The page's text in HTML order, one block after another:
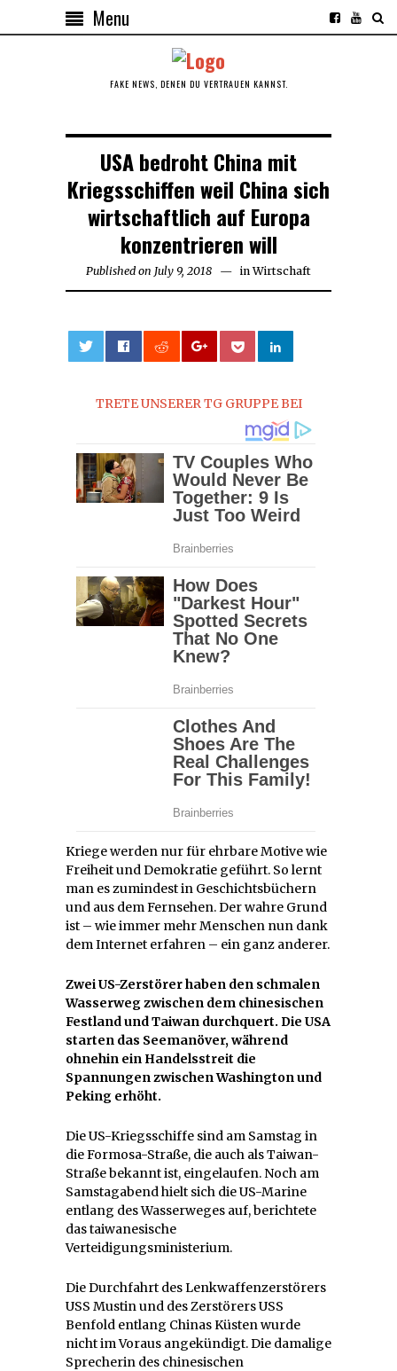
Menu
FAKE NEWS, DENEN DU VERTRAUEN KANNST.
USA bedroht China mit
Kriegsschiffen weil China sich
wirtschaftlich auf Europa
konzentrieren will
Published on July 9, 2018 July
in Wirtschaft
TRETE UNSERER TG GRUPPE BEI
Kriege werden nur für ehrbare Motive wie
Freiheit und Demokratie geführt. So lernt
man es zumindest in Geschichtsbüchern
und aus dem Fernsehen. Der wahre Grund
ist – wie immer mehr Menschen nun dank
dem Internet erfahren – ein ganz anderer.
Zwei US-Zerstörer haben den schmalen
Wasserweg zwischen dem chinesischen
Festland und Taiwan durchquert. Die USA
starten das Seemanöver, während
ohnehin ein Handelsstreit die
Spannungen zwischen Washington und
Peking erhöht.
Die US-Kriegsschiffe sind am Samstag in
die Formosa-Straße, die auch als Taiwan-
Straße bekannt ist, eingelaufen. Noch am
Samstagabend hielt sich die US-Marine
entlang des Wasserweges auf, berichtete
das taiwanesische
Verteidigungsministerium.
Die Durchfahrt des Lenkwaffenzerstörers
USS Mustin und des Zerstörers USS
Benfold entlang Chinas Küsten wurde
nicht im Voraus angekündigt. Die damalige
Sprecherin des chinesischen